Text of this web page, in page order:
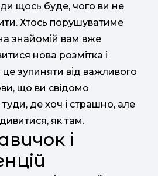
щось буде, чого ви не
Хтось порушуватиме
знайомій вам вже
нова розмітка і
зупиняти від важливого
що ви свідомо
де хоч і страшно, але
як там.
і